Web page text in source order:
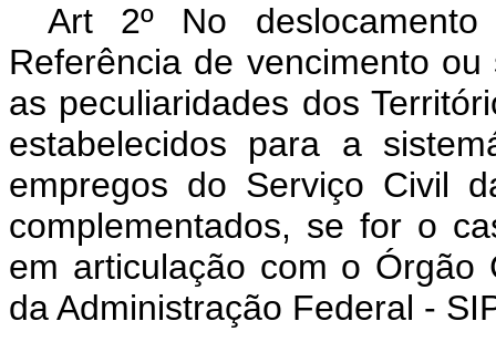
Art 2º No
Referência de vencimento
as peculiaridades dos
estabelecidos para a
empregos do Serviço Civil
complementados, se for o
em articulação com o Órgão
da Administração Federal -